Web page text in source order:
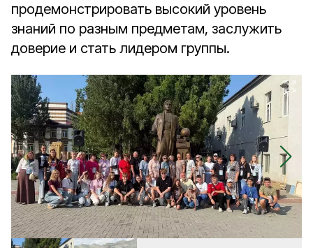
продемонстрировать высокий уровень
знаний по разным предметам, заслужить
доверие и стать лидером группы.